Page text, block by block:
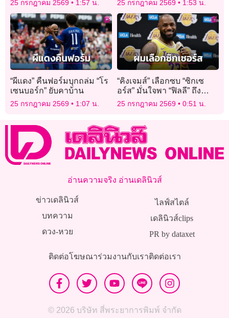
25 กรกฎาคม 2569 1:57 น. 25 กรกฎาคม 2569 1:53 น.
“ผีแดง” คืนฟอร์มบุกถล่ม “โร
เซนบอร์ก” ยับคาบ้าน
25 กรกฎาคม 2569 1:07 น.
“คิงเจมส์” เลือกซบ “ซิกเซ
อร์ส” มั่นใจพา “ฟิลลี” ถึง
แชมป์ชัวร์
25 กรกฎาคม 2569 0:51 น.
อ่านความจริง อ่านเดลินิวส์
ข่าวเดลินิวส์
บทความ
ดวง-หวย
ไลฟ์สไตล์
เดลินิวส์clips
PR by dataxet
ติดต่อโฆษณาร่วมงานกับเราติดต่อเรา
© 2026 บริษัท สี่พระยาการพิมพ์ จำกัด